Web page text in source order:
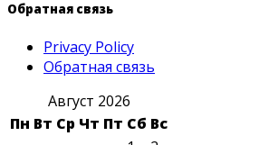
Обратная связь
Privacy Policy
Обратная связь
Август 2026
Пн Вт Ср Чт Пт Сб Вс